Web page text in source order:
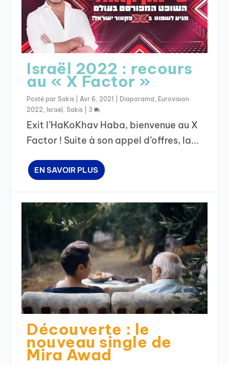
Israël 2022 : recours
au « X Factor »
Posté parSakis |Avr 6, 2021 Diaporama, Eurovision
2022, Israël ,Sakis 3
Exit l’HaKoKhav Haba, bienvenue au X
Factor ! Suite à son appel d’offres, la...
EN SAVOIR PLUS
Découverte : le
nouveau single de
Mira Awad